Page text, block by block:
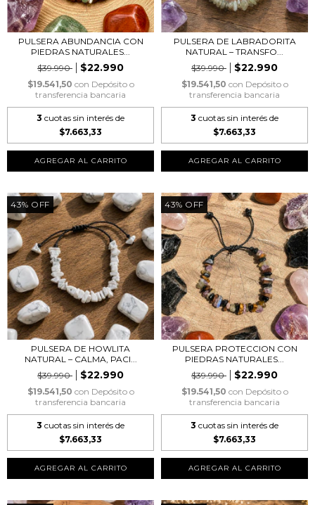
PULSERA ABUNDANCIA CON
PIEDRAS NATURALES...
$39.990
$22.990
$19.541,50 con Depósito o
transferencia bancaria
3 cuotas sin interés de
$7.663,33
PULSERA DE LABRADORITA
NATURAL – TRANSFO...
$39.990
$22.990
$19.541,50 con Depósito o
transferencia bancaria
3 cuotas sin interés de
$7.663,33
43% OFF
PULSERA DE HOWLITA
NATURAL – CALMA, PACI...
$39.990
$22.990
$19.541,50 con Depósito o
transferencia bancaria
3 cuotas sin interés de
$7.663,33
43% OFF
PULSERA PROTECCION CON
PIEDRAS NATURALES...
$39.990
$22.990
$19.541,50 con Depósito o
transferencia bancaria
3 cuotas sin interés de
$7.663,33